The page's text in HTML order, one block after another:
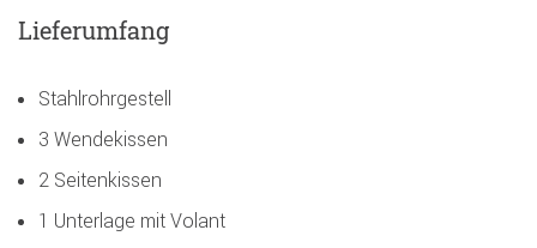
Lieferumfang
Stahlrohrgestell
3 Wendekissen
2 Seitenkissen
1 Unterlage mit Volant